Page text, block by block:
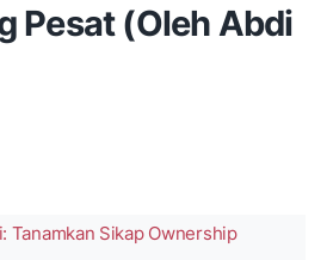
Pesat (Oleh Abdi
Tanamkan Sikap Ownership